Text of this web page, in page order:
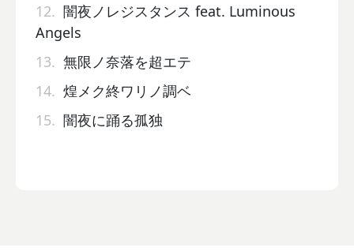
12. 闇夜ノレジスタンス feat. Luminous
Angels
13. 無限ノ奈落を超エテ
14. 煌メク終ワリノ調ベ
15. 闇夜に踊る孤独